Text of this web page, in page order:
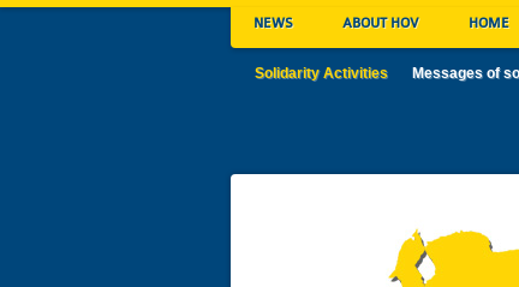
NEWS ABOUT HOV HOME
Solidarity Activities Messages of